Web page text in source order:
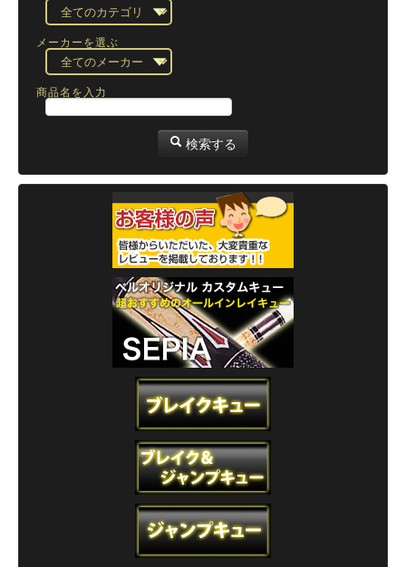
メーカーを選ぶ
商品名を入力
検索する